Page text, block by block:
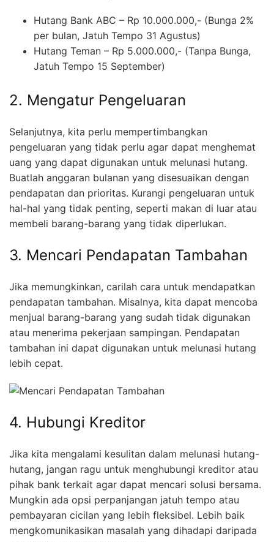
Hutang Bank ABC – Rp 10.000.000,- (Bunga 2%
per bulan, Jatuh Tempo 31 Agustus)
Hutang Teman – Rp 5.000.000,- (Tanpa Bunga,
Jatuh Tempo 15 September)
2. Mengatur Pengeluaran
Selanjutnya, kita perlu mempertimbangkan
pengeluaran yang tidak perlu agar dapat menghemat
uang yang dapat digunakan untuk melunasi hutang.
Buatlah anggaran bulanan yang disesuaikan dengan
pendapatan dan prioritas. Kurangi pengeluaran untuk
hal-hal yang tidak penting, seperti makan di luar atau
membeli barang-barang yang tidak diperlukan.
3. Mencari Pendapatan Tambahan
Jika memungkinkan, carilah cara untuk mendapatkan
pendapatan tambahan. Misalnya, kita dapat mencoba
menjual barang-barang yang sudah tidak digunakan
atau menerima pekerjaan sampingan. Pendapatan
tambahan ini dapat digunakan untuk melunasi hutang
lebih cepat.
4. Hubungi Kreditor
Jika kita mengalami kesulitan dalam melunasi hutang-
hutang, jangan ragu untuk menghubungi kreditor atau
pihak bank terkait agar dapat mencari solusi bersama.
Mungkin ada opsi perpanjangan jatuh tempo atau
pembayaran cicilan yang lebih fleksibel. Lebih baik
mengkomunikasikan masalah yang dihadapi daripada